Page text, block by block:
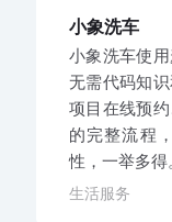
小象洗车
小象洗车使
无需代码知
项目在线预
的完整流程
性，一举多得
生活服务